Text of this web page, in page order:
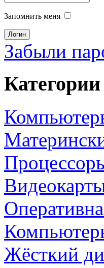
Запомнить меня
Забыли
Категории
Жёсткий